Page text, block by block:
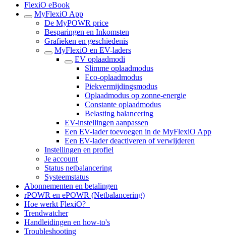
FlexiO eBook
MyFlexiO App
De MyPOWR price
Besparingen en Inkomsten
Grafieken en geschiedenis
MyFlexiO en EV-laders
EV oplaadmodi
Slimme oplaadmodus
Eco-oplaadmodus
Piekvermijdingsmodus
Oplaadmodus op zonne-energie
Constante oplaadmodus
Belasting balancering
EV-instellingen aanpassen
Een EV-lader toevoegen in de MyFlexiO App
Een EV-lader deactiveren of verwijderen
Instellingen en profiel
Je account
Status netbalancering
Systeemstatus
Abonnementen en betalingen
rPOWR en ePOWR (Netbalancering)
Hoe werkt FlexiO?
Trendwatcher
Handleidingen en how-to's
Troubleshooting